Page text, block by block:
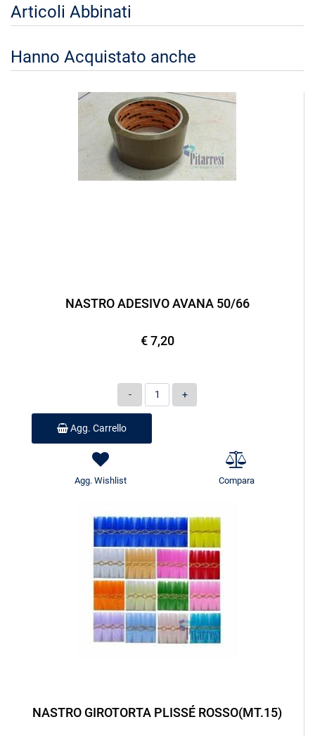
Articoli Abbinati
Hanno Acquistato anche
NASTRO ADESIVO AVANA 50/66
€ 7,20
Quantità
Agg. Carrello
Agg. Wishlist Compara
NASTRO GIROTORTA PLISSÉ ROSSO(MT.15)